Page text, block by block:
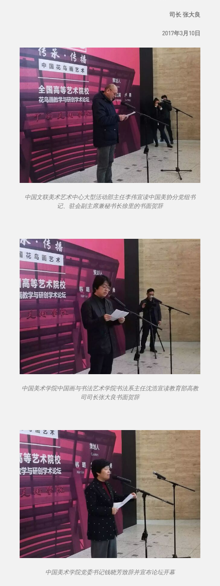
司长 张大良
2017年3月10日
中国文联美术艺术中心大型活动部主任李伟宣读中国美协分党组书
记、驻会副主席兼秘书长徐里的书面贺辞
中国美术学院中国画与书法艺术学院书法系主任沈浩宣读教育部高教
司司长张大良书面贺辞
中国美术学院党委书记钱晓芳致辞并宣布论坛开幕